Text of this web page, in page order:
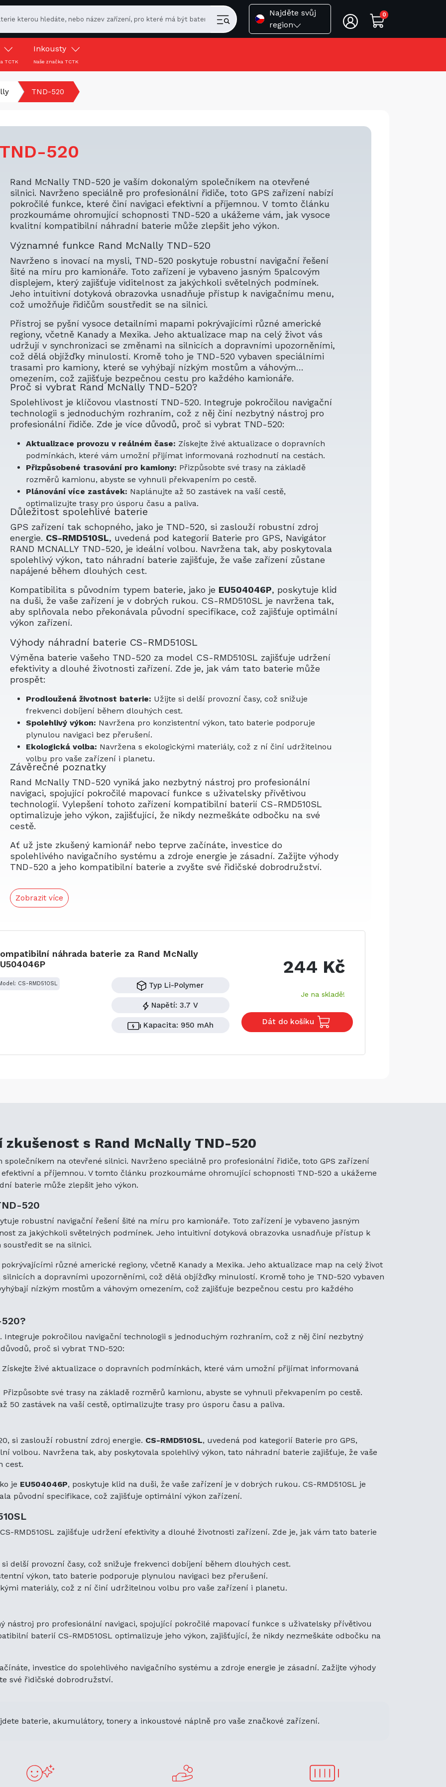
Najděte svůj
region
0
TCTK
Inkousty
Naše značka TCTK
TND-520
520
Rand McNally TND-520 je vaším dokonalým společníkem na otevřené
silnici. Navrženo speciálně pro profesionální řidiče, toto GPS zařízení nabízí
pokročilé funkce, které činí navigaci efektivní a příjemnou. V tomto článku
prozkoumáme ohromující schopnosti TND-520 a ukážeme vám, jak vysoce
kvalitní kompatibilní náhradní baterie může zlepšit jeho výkon.
Významné funkce Rand McNally TND-520
Navrženo s inovací na mysli, TND-520 poskytuje robustní navigační řešení
šité na míru pro kamionáře. Toto zařízení je vybaveno jasným 5palcovým
displejem, který zajišťuje viditelnost za jakýchkoli světelných podmínek.
Jeho intuitivní dotyková obrazovka usnadňuje přístup k navigačnímu menu,
což umožňuje řidičům soustředit se na silnici.
Přístroj se pyšní vysoce detailními mapami pokrývajícími různé americké
regiony, včetně Kanady a Mexika. Jeho aktualizace map na celý život vás
udržují v synchronizaci se změnami na silnicích a dopravními upozorněními,
což dělá objížďky minulostí. Kromě toho je TND-520 vybaven speciálními
trasami pro kamiony, které se vyhýbají nízkým mostům a váhovým
omezením, což zajišťuje bezpečnou cestu pro každého kamionáře.
Proč si vybrat Rand McNally TND-520?
Spolehlivost je klíčovou vlastností TND-520. Integruje pokročilou navigační
technologii s jednoduchým rozhraním, což z něj činí nezbytný nástroj pro
profesionální řidiče. Zde je více důvodů, proč si vybrat TND-520:
Aktualizace provozu v reálném čase: Získejte živé aktualizace o dopravních
podmínkách, které vám umožní přijímat informovaná rozhodnutí na cestách.
Přizpůsobené trasování pro kamiony: Přizpůsobte své trasy na základě
rozměrů kamionu, abyste se vyhnuli překvapením po cestě.
Plánování více zastávek: Naplánujte až 50 zastávek na vaší cestě,
optimalizujte trasy pro úsporu času a paliva.
Důležitost spolehlivé baterie
GPS zařízení tak schopného, jako je TND-520, si zaslouží robustní zdroj
energie. CS-RMD510SL, uvedená pod kategorií Baterie pro GPS, Navigátor
RAND MCNALLY TND-520, je ideální volbou. Navržena tak, aby poskytovala
spolehlivý výkon, tato náhradní baterie zajišťuje, že vaše zařízení zůstane
napájené během dlouhých cest.
Kompatibilita s původním typem baterie, jako je EU504046P, poskytuje klid
na duši, že vaše zařízení je v dobrých rukou. CS-RMD510SL je navržena tak,
aby splňovala nebo překonávala původní specifikace, což zajišťuje optimální
výkon zařízení.
Výhody náhradní baterie CS-RMD510SL
Výměna baterie vašeho TND-520 za model CS-RMD510SL zajišťuje udržení
efektivity a dlouhé životnosti zařízení. Zde je, jak vám tato baterie může
prospět:
Prodloužená životnost baterie: Užijte si delší provozní časy, což snižuje
frekvenci dobíjení během dlouhých cest.
Spolehlivý výkon: Navržena pro konzistentní výkon, tato baterie podporuje
plynulou navigaci bez přerušení.
Ekologická volba: Navržena s ekologickými materiály, což z ní činí udržitelnou
volbu pro vaše zařízení i planetu.
Závěrečné poznatky
Rand McNally TND-520 vyniká jako nezbytný nástroj pro profesionální
navigaci, spojující pokročilé mapovací funkce s uživatelsky přívětivou
technologií. Vylepšení tohoto zařízení kompatibilní baterií CS-RMD510SL
optimalizuje jeho výkon, zajišťující, že nikdy nezmeškáte odbočku na své
cestě.
Ať už jste zkušený kamionář nebo teprve začínáte, investice do
spolehlivého navigačního systému a zdroje energie je zásadní. Zažijte výhody
TND-520 a jeho kompatibilní baterie a zvyšte své řidičské dobrodružství.
Zobrazit více
náhrada baterie za Rand McNally
CS-RMD510SL Typ Li-Polymer
Napětí: 3.7 V
Kapacita: 950 mAh
244 Kč
Je na skladě!
Dát do košíku
s Rand McNally TND-520
společníkem na otevřené silnici. Navrženo speciálně pro profesionální řidiče, toto GPS zařízení
a příjemnou. V tomto článku prozkoumáme ohromující schopnosti TND-520 a ukážeme
baterie může zlepšit jeho výkon.
520
robustní navigační řešení šité na míru pro kamionáře. Toto zařízení je vybaveno jasným
za jakýchkoli světelných podmínek. Jeho intuitivní dotyková obrazovka usnadňuje přístup k
se na silnici.
různé americké regiony, včetně Kanady a Mexika. Jeho aktualizace map na celý život
a dopravními upozorněními, což dělá objížďky minulostí. Kromě toho je TND-520 vybaven
nízkým mostům a váhovým omezením, což zajišťuje bezpečnou cestu pro každého
Integruje pokročilou navigační technologii s jednoduchým rozhraním, což z něj činí nezbytný
proč si vybrat TND-520:
Získejte živé aktualizace o dopravních podmínkách, které vám umožní přijímat informovaná
Přizpůsobte své trasy na základě rozměrů kamionu, abyste se vyhnuli překvapením po cestě.
50 zastávek na vaší cestě, optimalizujte trasy pro úsporu času a paliva.
si zaslouží robustní zdroj energie. CS-RMD510SL, uvedená pod kategorií Baterie pro GPS,
volbou. Navržena tak, aby poskytovala spolehlivý výkon, tato náhradní baterie zajišťuje, že vaše
cest.
je EU504046P, poskytuje klid na duši, že vaše zařízení je v dobrých rukou. CS-RMD510SL je
původní specifikace, což zajišťuje optimální výkon zařízení.
RMD510SL zajišťuje udržení efektivity a dlouhé životnosti zařízení. Zde je, jak vám tato baterie
delší provozní časy, což snižuje frekvenci dobíjení během dlouhých cest.
výkon, tato baterie podporuje plynulou navigaci bez přerušení.
materiály, což z ní činí udržitelnou volbu pro vaše zařízení i planetu.
nástroj pro profesionální navigaci, spojující pokročilé mapovací funkce s uživatelsky přívětivou
baterií CS-RMD510SL optimalizuje jeho výkon, zajišťující, že nikdy nezmeškáte odbočku na
investice do spolehlivého navigačního systému a zdroje energie je zásadní. Zažijte výhody
své řidičské dobrodružství.
baterie, akumulátory, tonery a inkoustové náplně pro vaše značkové zařízení.